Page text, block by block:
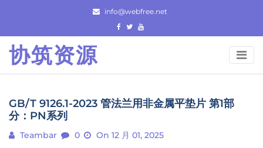
content
info@webfree.net
协筑资源
GB/T 9126.1-2023 管法兰用非金属平垫片 第1部
分：PN系列
Teambar 0 On 12 月 01, 2025